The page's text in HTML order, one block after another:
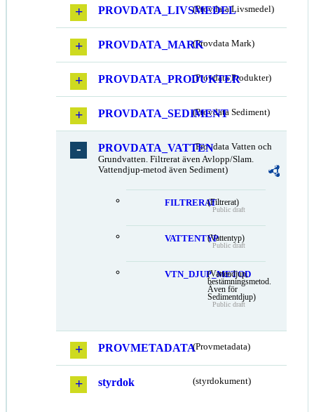
PROVDATA_LIVSMEDEL
(Provdata Livsmedel)
PROVDATA_MARK(Provdata Mark)
PROVDATA_PRODUKTER
(Provdata Produkter)
PROVDATA_SEDIMENT(Provdata Sediment)
PROVDATA_VATTEN(Provdata Vatten och
Grundvatten. Filtrerat även Avlopp/Slam.
Vattendjup-metod även Sediment)
FILTRERAT(Filtrerat)
Public draft
VATTENTYP(Vattentyp)
Public draft
VTN_DJUP_METOD
(Vattendjup,
bestämningsmetod.
Även för
Sedimentdjup)
Public draft
PROVMETADATA(Provmetadata)
styrdok (styrdokument)